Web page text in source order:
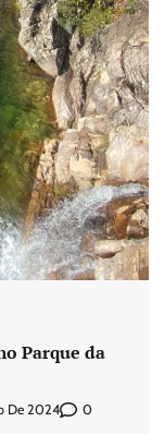
Parque da
De 2024 0